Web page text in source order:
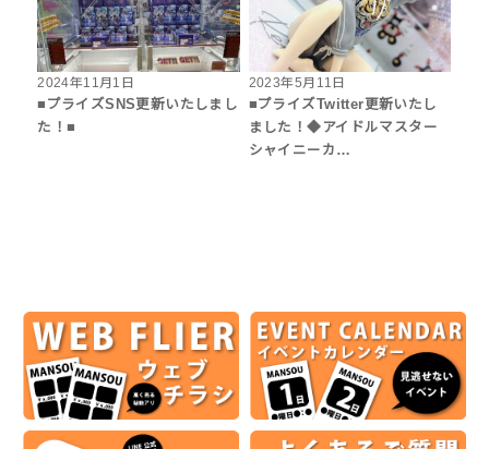
2024年11月1日
■プライズSNS更新いたしまし
た！■
2023年5月11日
■プライズTwitter更新いたし
ました！◆アイドルマスター
シャイニーカ…